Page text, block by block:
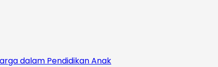
dalam Pendidikan Anak